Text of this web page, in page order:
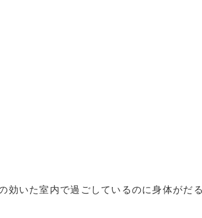
効いた室内で過ごしているのに身体がだ